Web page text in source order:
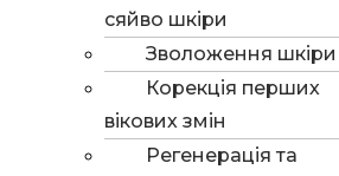
сяйво шкіри
Зволоження шкіри
Корекція перших
вікових змін
Регенерація та